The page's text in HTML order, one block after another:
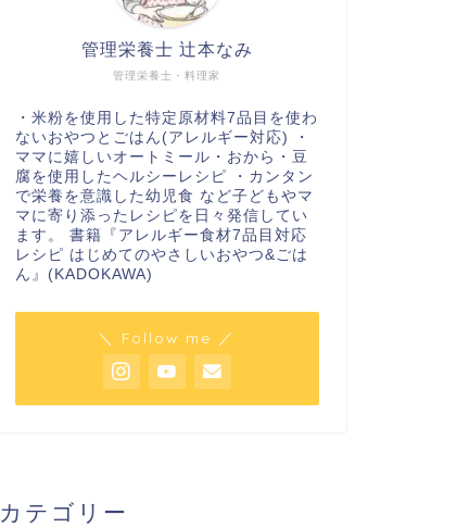
管理栄養士・料理家
管理栄養士 辻本なみ
・米粉を使用した特定原材料7品目を使わ
ないおやつとごはん(アレルギー対応) ・
ママに嬉しいオートミール・おから・豆
腐を使用したヘルシーレシピ ・カンタン
で栄養を意識した幼児食 など子どもやマ
マに寄り添ったレシピを日々発信してい
ます。 書籍『アレルギー食材7品目対応
レシピ はじめてのやさしいおやつ&ごは
ん』(KADOKAWA)
＼ Follow me ／
カテゴリー